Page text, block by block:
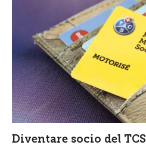
Diventare socio del TCS